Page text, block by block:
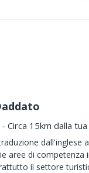
- Circa 15km dalla
dall'inglese
aree di competenza
il settore